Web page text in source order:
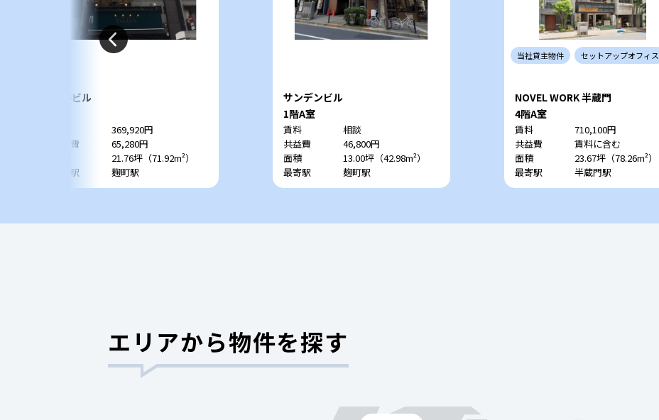
紅谷ビル
369,920円
共益費
65,280円
21.76坪（71.92m²）
最寄駅
麹町駅
サンデンビル
1階A室
賃料
相談
共益費
46,800円
面積
13.00坪（42.98m²）
最寄駅
麹町駅
当社貸主物件 セットアップオフィス
NOVEL WORK 半蔵門
4階A室
賃料
710,100円
共益費
賃料に含む
面積
23.67坪（78.26m²）
最寄駅
半蔵門駅
エリアから物件を探す